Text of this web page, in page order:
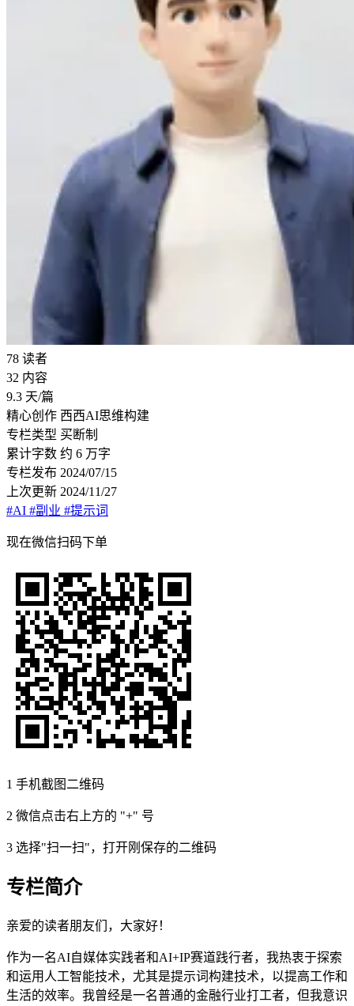
78 读者
32 内容
9.3 天/篇
精心创作 西西AI思维构建
专栏类型 买断制
累计字数 约 6 万字
专栏发布 2024/07/15
上次更新 2024/11/27
#AI #副业 #提示词
现在微信扫码下单
1 手机截图二维码
2 微信点击右上方的 "+" 号
3 选择"扫一扫"，打开刚保存的二维码
专栏简介
亲爱的读者朋友们，大家好！
作为一名AI自媒体实践者和AI+IP赛道践行者，我热衷于探索
和运用人工智能技术，尤其是提示词构建技术，以提高工作和
生活的效率。我曾经是一名普通的金融行业打工者，但我意识